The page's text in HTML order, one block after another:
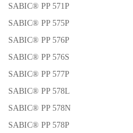
SABIC® PP 571P
SABIC® PP 575P
SABIC® PP 576P
SABIC® PP 576S
SABIC® PP 577P
SABIC® PP 578L
SABIC® PP 578N
SABIC® PP 578P